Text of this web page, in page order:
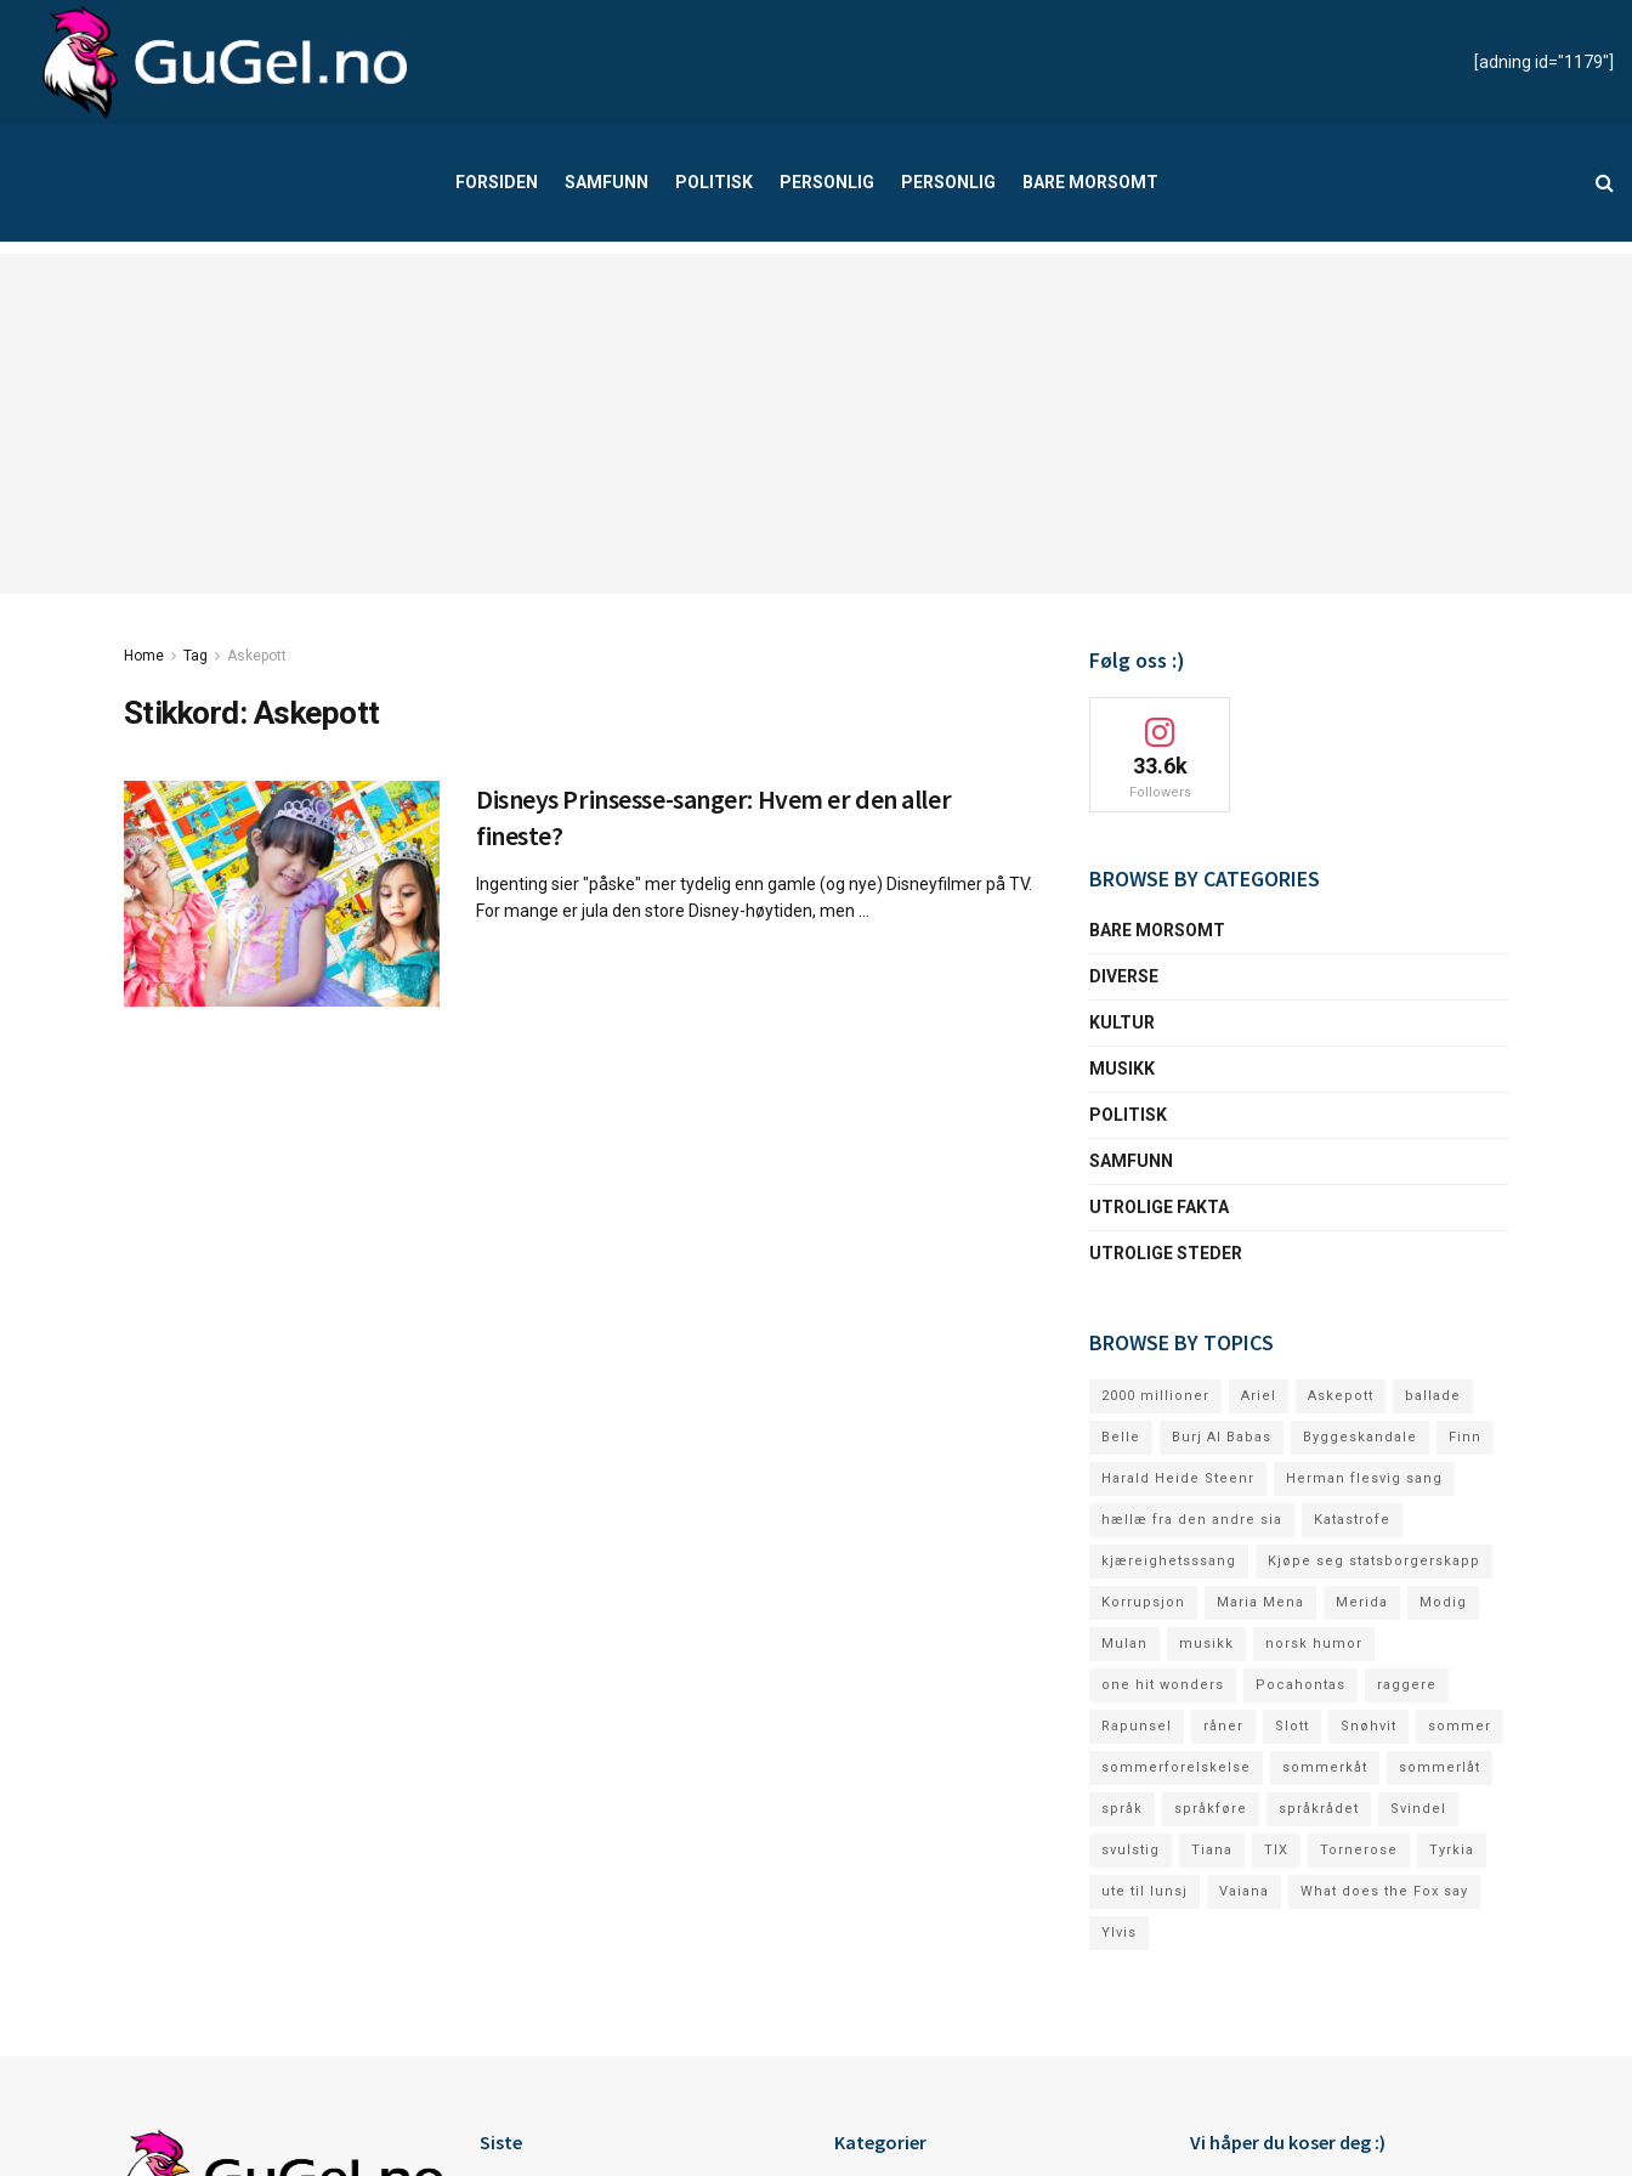
[adning id="1179"]
FORSIDEN SAMFUNN POLITISK PERSONLIG PERSONLIG BARE MORSOMT
Home Tag Askepott
Stikkord: Askepott
Disneys Prinsesse-sanger: Hvem er den aller
fineste?
Ingenting sier "påske" mer tydelig enn gamle (og nye) Disneyfilmer på TV.
For mange er jula den store Disney-høytiden, men ...
Følg oss :)
33.6k
Followers
BROWSE BY CATEGORIES
BARE MORSOMT
DIVERSE
KULTUR
MUSIKK
POLITISK
SAMFUNN
UTROLIGE FAKTA
UTROLIGE STEDER
BROWSE BY TOPICS
2000 millioner Ariel Askepott ballade
Belle Burj Al Babas Byggeskandale Finn
Harald Heide Steenr Herman flesvig sang
hællæ fra den andre sia Katastrofe
kjæreighetsssang Kjøpe seg statsborgerskapp
Korrupsjon Maria Mena Merida Modig
Mulan musikk norsk humor
one hit wonders Pocahontas raggere
Rapunsel råner Slott Snøhvit sommer
sommerforelskelse sommerkåt sommerlåt
språk språkføre språkrådet Svindel
svulstig Tiana TIX Tornerose Tyrkia
ute til lunsj Vaiana What does the Fox say
Ylvis
Siste Kategorier Vi håper du koser deg :)